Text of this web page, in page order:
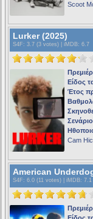
Scoot
Lurker (2025)
S4F : 3.7 (3 votes) | iMDB: 6.7
Είδος
Έτος
Cam
American
S4F : 6.0 (11 votes) | iMDB: 7.1